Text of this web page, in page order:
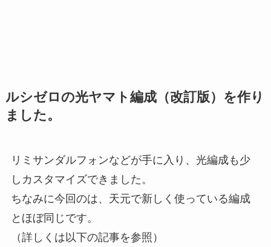
ルシゼロの光ヤマト編成（改訂版）を作り
ました。
リミサンダルフォンなどが手に入り、光編成も少
しカスタマイズできました。
ちなみに今回のは、天元で新しく使っている編成
とほぼ同じです。
（詳しくは以下の記事を参照）